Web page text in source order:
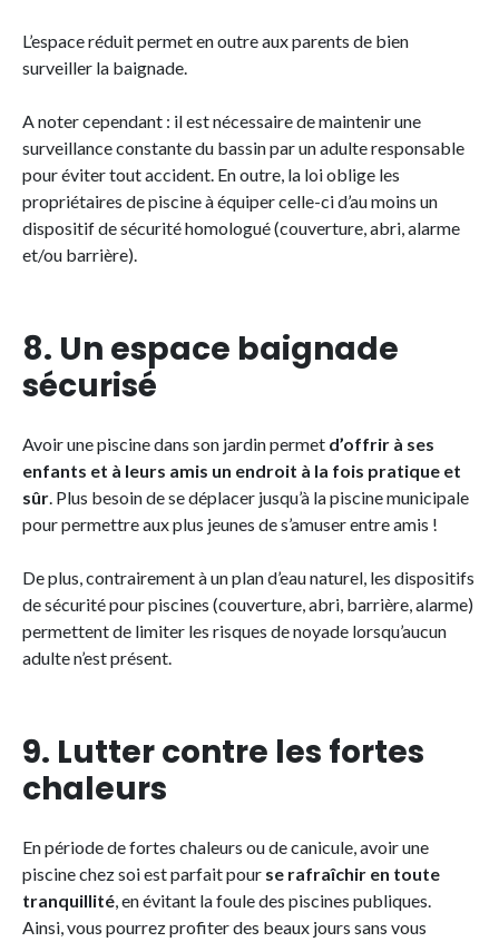
L’espace réduit permet en outre aux parents de bien
surveiller la baignade.
A noter cependant : il est nécessaire de maintenir une
surveillance constante du bassin par un adulte responsable
pour éviter tout accident. En outre, la loi oblige les
propriétaires de piscine à équiper celle-ci d’au moins un
dispositif de sécurité homologué (couverture, abri, alarme
et/ou barrière).
8. Un espace baignade
sécurisé
Avoir une piscine dans son jardin permet d’offrir à ses
enfants et à leurs amis un endroit à la fois pratique et
sûr. Plus besoin de se déplacer jusqu’à la piscine municipale
pour permettre aux plus jeunes de s’amuser entre amis !
De plus, contrairement à un plan d’eau naturel, les dispositifs
de sécurité pour piscines (couverture, abri, barrière, alarme)
permettent de limiter les risques de noyade lorsqu’aucun
adulte n’est présent.
9. Lutter contre les fortes
chaleurs
En période de fortes chaleurs ou de canicule, avoir une
piscine chez soi est parfait pour se rafraîchir en toute
tranquillité, en évitant la foule des piscines publiques.
Ainsi, vous pourrez profiter des beaux jours sans vous